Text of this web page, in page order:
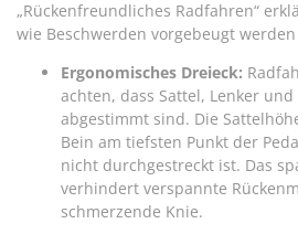
„Rückenfreundliches Radfahren“
wie Beschwerden vorgebeugt
Ergonomisches Dreieck:
achten, dass Sattel, Lenker
abgestimmt sind. Die
Bein am tiefsten Punkt der
nicht durchgestreckt ist. Das
verhindert verspannte
schmerzende Knie.